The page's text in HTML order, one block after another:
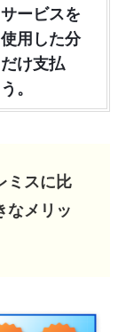
サービスを
使用した分
だけ支払
う。
ミスに比
なメリッ